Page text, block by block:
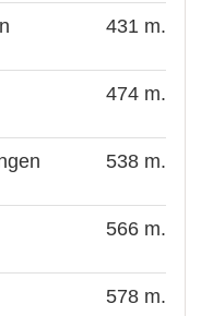
431 m.
474 m.
538 m.
566 m.
578 m.